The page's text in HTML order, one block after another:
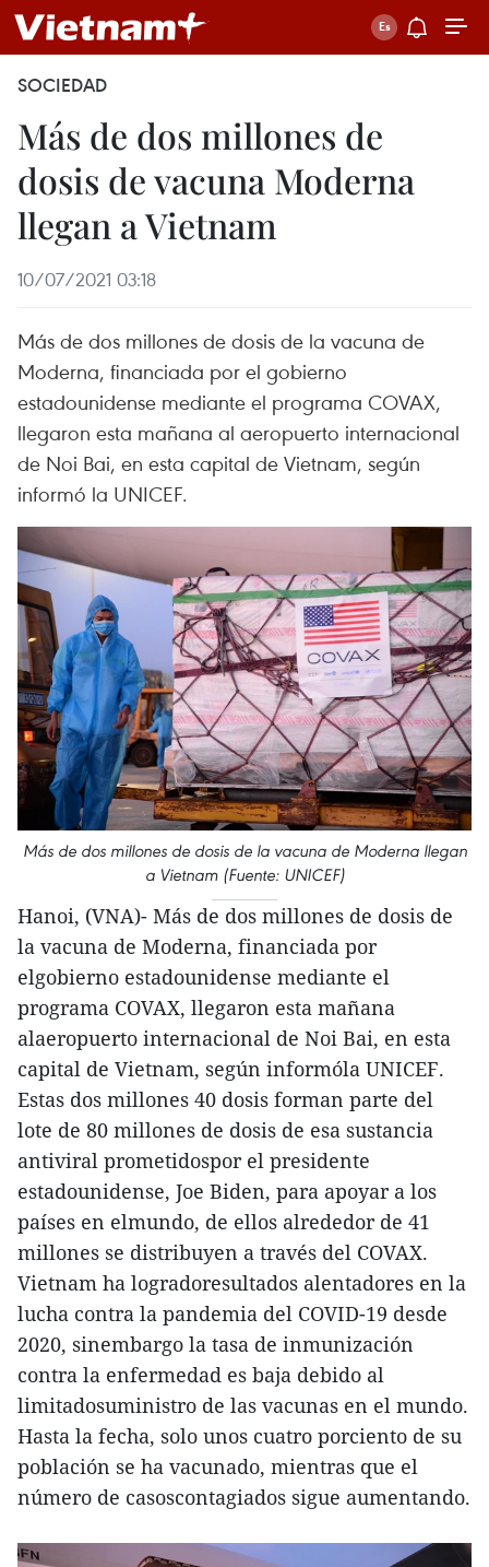
SOCIEDAD
Más de dos millones de
dosis de vacuna Moderna
llegan a Vietnam
10/07/2021 03:18
Más de dos millones de dosis de la vacuna de
Moderna, financiada por el gobierno
estadounidense mediante el programa COVAX,
llegaron esta mañana al aeropuerto internacional
de Noi Bai, en esta capital de Vietnam, según
informó la UNICEF.
Más de dos millones de dosis de la vacuna de Moderna llegan
a Vietnam (Fuente: UNICEF)
Hanoi, (VNA)- Más de dos millones de dosis de
la vacuna de Moderna, financiada por
elgobierno estadounidense mediante el
programa COVAX, llegaron esta mañana
alaeropuerto internacional de Noi Bai, en esta
capital de Vietnam, según informóla UNICEF.
Estas dos millones 40 dosis forman parte del
lote de 80 millones de dosis de esa sustancia
antiviral prometidospor el presidente
estadounidense, Joe Biden, para apoyar a los
países en elmundo, de ellos alrededor de 41
millones se distribuyen a través del COVAX.
Vietnam ha logradoresultados alentadores en la
lucha contra la pandemia del COVID-19 desde
2020, sinembargo la tasa de inmunización
contra la enfermedad es baja debido al
limitadosuministro de las vacunas en el mundo.
Hasta la fecha, solo unos cuatro porciento de su
población se ha vacunado, mientras que el
número de casoscontagiados sigue aumentando.